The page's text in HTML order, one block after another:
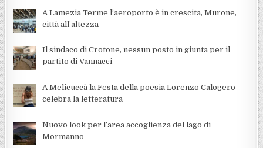
A Lamezia Terme l’aeroporto è in crescita, Murone,
città all’altezza
Il sindaco di Crotone, nessun posto in giunta per il
partito di Vannacci
A Melicuccà la Festa della poesia Lorenzo Calogero
celebra la letteratura
Nuovo look per l’area accoglienza del lago di
Mormanno